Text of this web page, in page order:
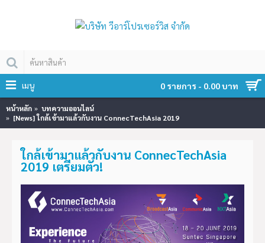
0 รายการ - 0.00 บาท
เมนู
หน้าหลัก
บทความออนไลน์
[News] ใกล้เข้ามาแล้วกับงาน ConnecTechAsia 2019
ใกล้เข้ามาแล้วกับงาน ConnecTechAsia
2019 เตรียมตัว!